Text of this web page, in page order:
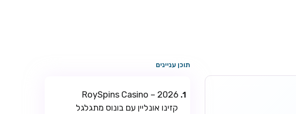
תוכן עניינים
RoySpins Casino – 2026
קזינו אונליין עם בונוס מתגלגל